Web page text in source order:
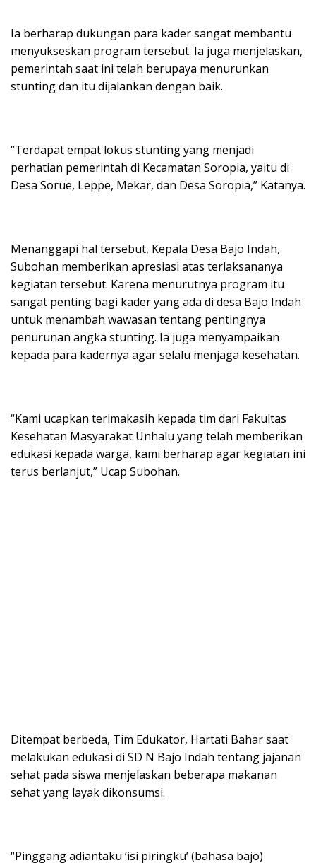
Ia berharap dukungan para kader sangat membantu
menyukseskan program tersebut. Ia juga menjelaskan,
pemerintah saat ini telah berupaya menurunkan
stunting dan itu dijalankan dengan baik.
“Terdapat empat lokus stunting yang menjadi
perhatian pemerintah di Kecamatan Soropia, yaitu di
Desa Sorue, Leppe, Mekar, dan Desa Soropia,” Katanya.
Menanggapi hal tersebut, Kepala Desa Bajo Indah,
Subohan memberikan apresiasi atas terlaksananya
kegiatan tersebut. Karena menurutnya program itu
sangat penting bagi kader yang ada di desa Bajo Indah
untuk menambah wawasan tentang pentingnya
penurunan angka stunting. Ia juga menyampaikan
kepada para kadernya agar selalu menjaga kesehatan.
“Kami ucapkan terimakasih kepada tim dari Fakultas
Kesehatan Masyarakat Unhalu yang telah memberikan
edukasi kepada warga, kami berharap agar kegiatan ini
terus berlanjut,” Ucap Subohan.
Ditempat berbeda, Tim Edukator, Hartati Bahar saat
melakukan edukasi di SD N Bajo Indah tentang jajanan
sehat pada siswa menjelaskan beberapa makanan
sehat yang layak dikonsumsi.
“Pinggang adiantaku ‘isi piringku’ (bahasa bajo)